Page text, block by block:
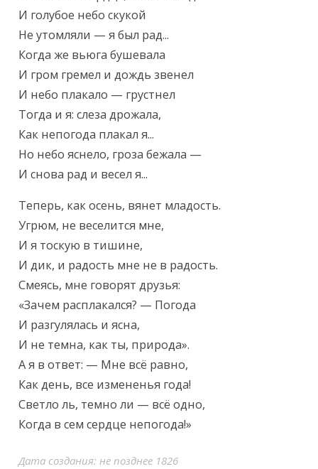
И голубое небо скукой
Не утомляли — я был рад...
Когда же вьюга бушевала
И гром гремел и дождь звенел
И небо плакало — грустнел
Тогда и я: слеза дрожала,
Как непогода плакал я...
Но небо яснело, гроза бежала —
И снова рад и весел я...
Теперь, как осень, вянет младость.
Угрюм, не веселится мне,
И я тоскую в тишине,
И дик, и радость мне не в радость.
Смеясь, мне говорят друзья:
«Зачем расплакался? — Погода
И разгулялась и ясна,
И не темна, как ты, природа».
А я в ответ: — Мне всё равно,
Как день, все измененья года!
Светло ль, темно ли — всё одно,
Когда в сем сердце непогода!»
Дата создания: не позднее 1826